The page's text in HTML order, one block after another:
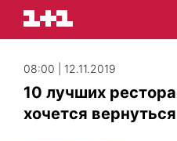
08:00 | 12.11.2019
10 лучших
хочется вернуться